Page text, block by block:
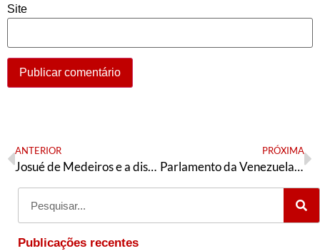
Site
ANTERIOR
Josué de Medeiros e a disputa da presidência da Câmara
PRÓXIMA
Parlamento da Venezuela toma posse e inicia novo período legislativo com maioria chavista
Publicações recentes